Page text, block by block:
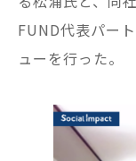
FUND代表パー
ューを行った。